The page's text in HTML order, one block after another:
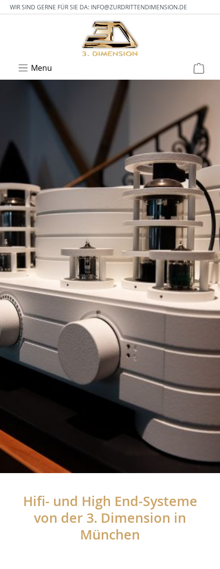
WIR SIND GERNE FÜR SIE DA: INFO@ZURDRITTENDIMENSION.DE
Menu
Hifi- und High End-Systeme
von der 3. Dimension in
München